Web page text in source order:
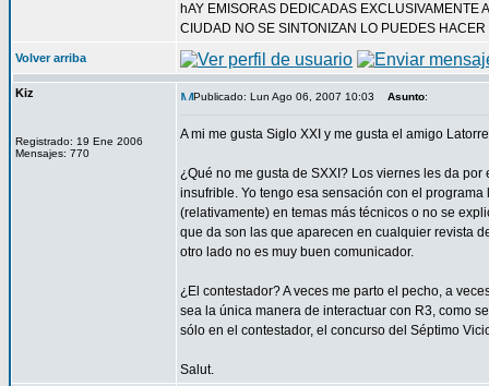
hAY EMISORAS DEDICADAS EXCLUSIVAMENTE
CIUDAD NO SE SINTONIZAN LO PUEDES HACER
Volver arriba
Kiz
Registrado: 19 Ene 2006
Mensajes: 770
Publicado: Lun Ago 06, 2007 10:03 Asunto:
A mi me gusta Siglo XXI y me gusta el amigo
¿Qué no me gusta de SXXI? Los viernes les da
insufrible. Yo tengo esa sensación con el
(relativamente) en temas más técnicos o no se
que da son las que aparecen en cualquier revista
otro lado no es muy buen comunicador.
¿El contestador? A veces me parto el pecho, a
sea la única manera de interactuar con R3, como
sólo en el contestador, el concurso del Séptimo
Salut.